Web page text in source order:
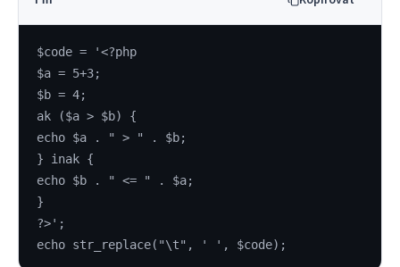
$code = '<?php
$a = 5+3;
$b = 4;
ak ($a > $b) {
echo $a . " > " . $b;
} inak {
echo $b . " <= " . $a;
}
?>';
echo str_replace("\t", ' ', $code);